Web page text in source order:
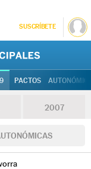
SUSCRÍBETE
PACTOS
2007